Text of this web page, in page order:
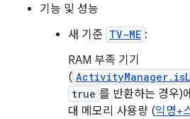
기능 및 성능
새 기준 TV-ME :
RAM 부족 기기
(
true 를 반환하는 경우)
대 메모리 사용량 (익명+